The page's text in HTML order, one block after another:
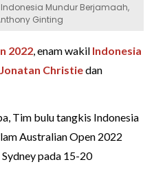
Mundur Berjamaah,
Ginting
2022, enam wakil Indonesia
Jonatan Christiedan
Tim bulu tangkis Indonesia
Australian Open 2022
pada 15-20